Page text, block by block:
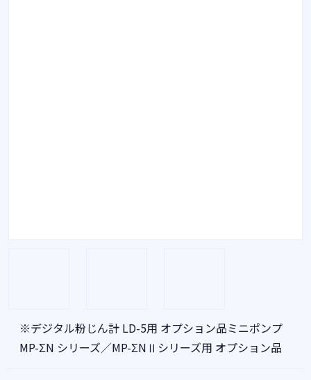
※デジタル粉じん計 LD-5用 オプション品ミニポンプ
MP-ΣN シリーズ／MP-ΣNⅡシリーズ用 オプション品